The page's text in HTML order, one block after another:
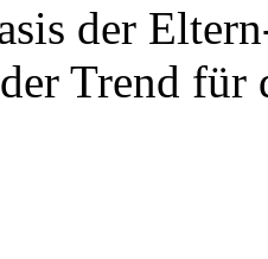
der
Trend für